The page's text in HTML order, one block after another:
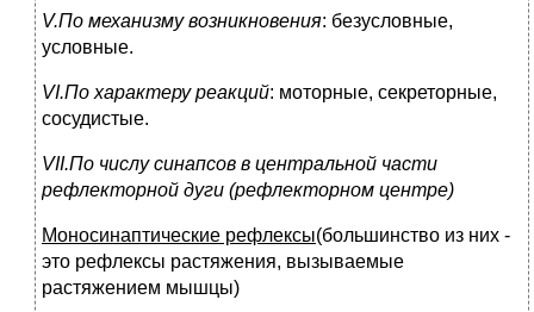
V.По механизму возникновения: безусловные,
условные.
VI.По характеру реакций: моторные, секреторные,
сосудистые.
VII.По числу синапсов в центральной части
рефлекторной дуги (рефлекторном центре)
Моносинаптические рефлексы(большинство из них -
это рефлексы растяжения, вызываемые
растяжением мышцы)